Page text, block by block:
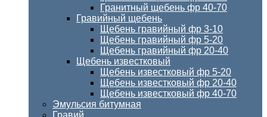
Гранитный щебень фр 40-70
Гравийный щебень
Щебень гравийный фр 3-10
Щебень гравийный фр 5-20
Щебень гравийный фр 20-40
Щебень известковый
Щебень известковый фр 5-20
Щебень известковый фр 20-40
Щебень известковый фр 40-70
Эмульсия битумная
Гравий